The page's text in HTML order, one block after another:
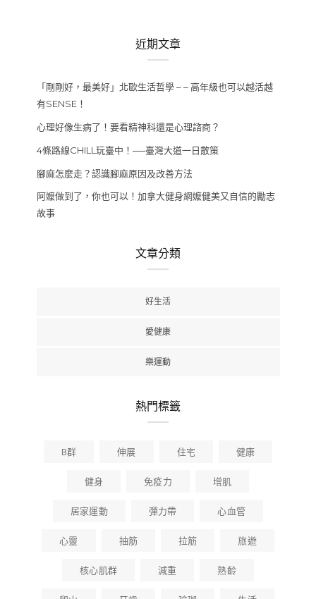
近期文章
「剛剛好，最美好」北歐生活哲學 – – 高年級也可以越活越
有SENSE！
心理好像生病了！要看精神科還是心理諮商？
4條路線CHILL玩臺中！──臺灣大道一日散策
腳麻怎麼走？認識腳麻原因及改善方法
阿嬤做到了，你也可以！加拿大健身網嬤健美又自信的勵志
故事
文章分類
好生活
愛健康
樂運動
熱門標籤
B群 伸展 住宅
健康
健身
免疫力
增肌
居家運動
彈力帶
心血管
心靈
抽筋 拉筋
旅遊
核心肌群
減重
熟齡